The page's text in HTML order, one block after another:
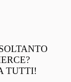
TUTTI!